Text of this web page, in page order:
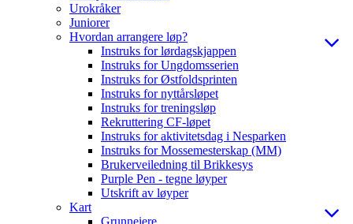
Urokråker
Juniorer
Hvordan arrangere løp?
Instruks for lørdagskjappen
Instruks for Ungdomsserien
Instruks for Østfoldsprinten
Instruks for nyttårsløpet
Instruks for treningsløp
Rekruttering CF-løpet
Instruks for aktivitetsdag i Nesparken
Instruks for Mossemesterskap (MM)
Brukerveiledning til Brikkesys
Purple Pen - tegne løyper
Utskrift av løyper
Kart
Grunneiere